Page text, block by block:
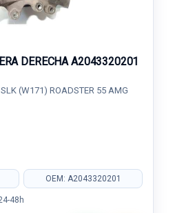
DERECHA A2043320201
(W171) ROADSTER 55 AMG
OEM: A2043320201
48h